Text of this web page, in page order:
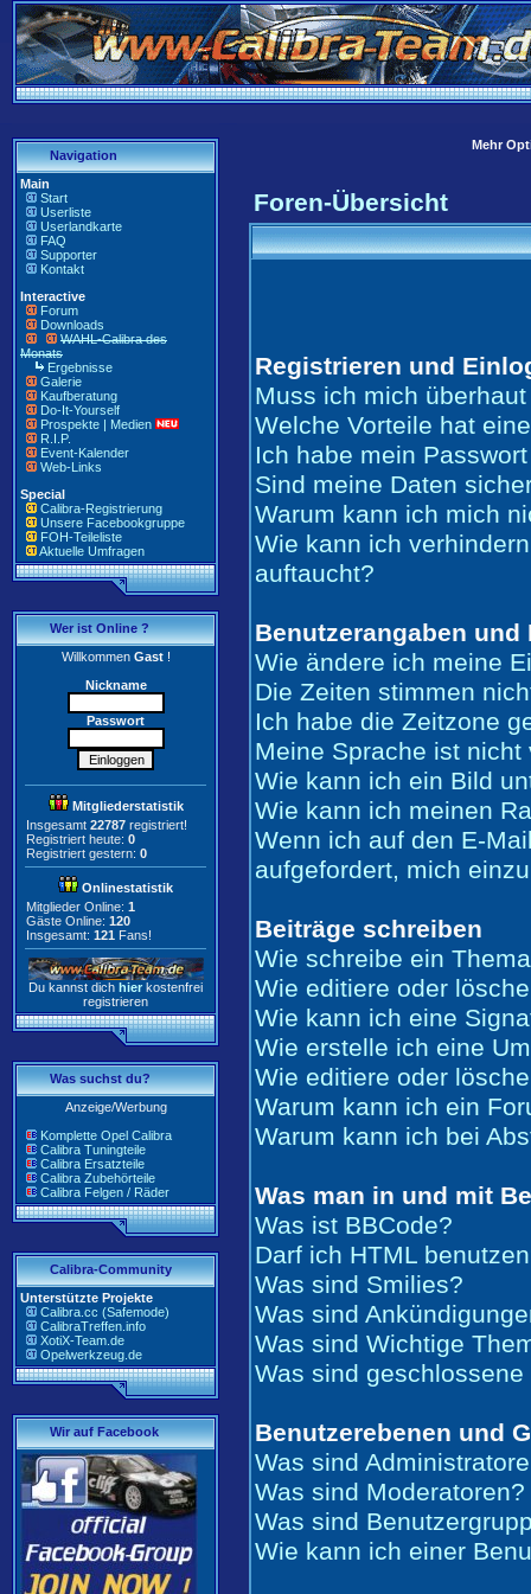
Navigation
Main
Start
Userliste
Userlandkarte
FAQ
Supporter
Kontakt
Interactive
Forum
Downloads
WAHL-Calibra des
Monats
Ergebnisse
Galerie
Kaufberatung
Do-It-Yourself
Prospekte | Medien
R.I.P.
Event-Kalender
Web-Links
Special
Calibra-Registrierung
Unsere Facebookgruppe
FOH-Teileliste
Aktuelle Umfragen
Wer ist Online ?
WillkommenGast!
Nickname
Passwort
Mitgliederstatistik
Insgesamt 22787 registriert!
Registriert heute: 0
Registriert gestern: 0
Onlinestatistik
Mitglieder Online: 1
Gäste Online: 120
Insgesamt: 121 Fans!
Du kannst dich hier kostenfrei
registrieren
Was suchst du?
Anzeige/Werbung
Komplette Opel Calibra
Calibra Tuningteile
Calibra Ersatzteile
Calibra Zubehörteile
Calibra Felgen / Räder
Calibra-Community
Unterstützte Projekte
Calibra.cc (Safemode)
CalibraTreffen.info
XotiX-Team.de
Opelwerkzeug.de
Wir auf Facebook
Mehr
Foren-Übersicht
Registrieren und
Muss ich mich
Welche Vorteile hat
Ich habe mein
Sind meine Daten
Warum kann ich mich
Wie kann ich
auftaucht?
Benutzerangaben
Wie ändere ich meine
Die Zeiten stimmen
Ich habe die Zeitzone
Meine Sprache ist nicht
Wie kann ich ein Bild
Wie kann ich meinen
Wenn ich auf den E-
aufgefordert, mich
Beiträge schreiben
Wie schreibe ein
Wie editiere oder
Wie kann ich eine
Wie erstelle ich eine
Wie editiere oder
Warum kann ich ein
Warum kann ich bei
Was man in und mit
Was ist BBCode?
Darf ich HTML
Was sind Smilies?
Was sind
Was sind Wichtige
Was sind
Benutzerebenen und
Was sind
Was sind Moderatoren?
Was sind
Wie kann ich einer